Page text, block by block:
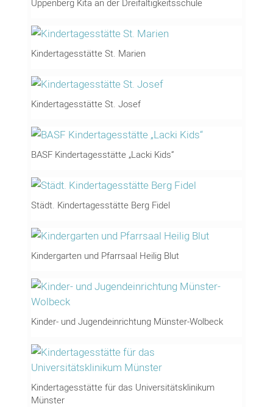
Uppenberg Kita an der Dreifaltigkeitsschule
Kindertagesstätte St. Marien
Kindertagesstätte St. Josef
BASF Kindertagesstätte „Lacki Kids“
Städt. Kindertagesstätte Berg Fidel
Kindergarten und Pfarrsaal Heilig Blut
Kinder- und Jugendeinrichtung Münster-Wolbeck
Kindertagesstätte für das Universitätsklinikum
Münster